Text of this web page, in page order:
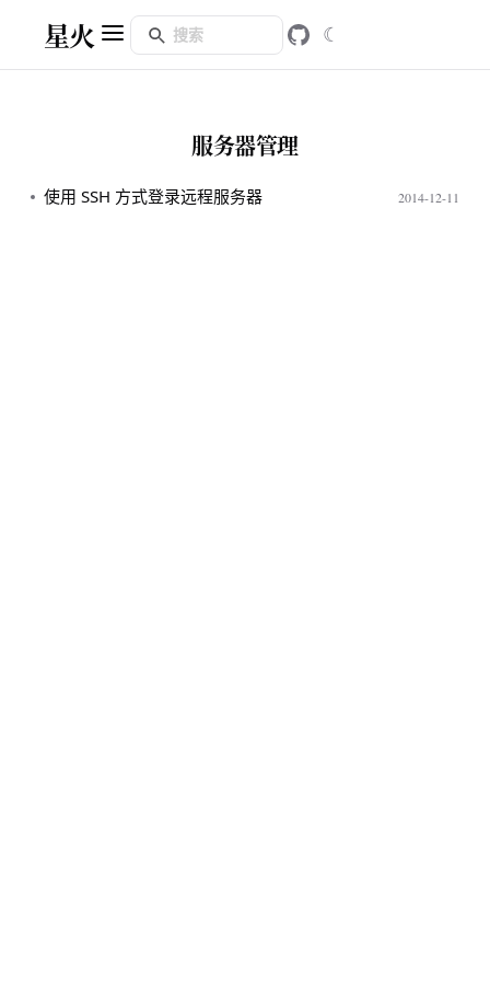
星火 ☾
服务器管理
使用 SSH 方式登录远程服务器 2014-12-11